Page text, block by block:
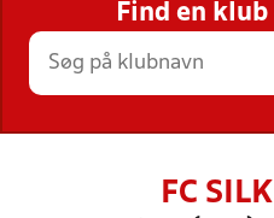
STILLINGER,
Find en
FC